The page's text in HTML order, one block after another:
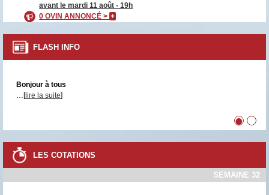
avant le mardi 11 août - 19h
0 OVIN ANNONCÉ >+
FLASH INFO
Bonjour à tous
…[lire la suite]
••
LES COTATIONS
SEMAINE 32